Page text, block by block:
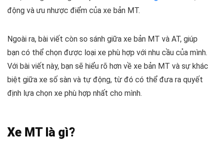
động và ưu nhược điểm của xe bản MT.
Ngoài ra, bài viết còn so sánh giữa xe bản MT và AT, giúp
bạn có thể chọn được loại xe phù hợp với nhu cầu của mình.
Với bài viết này, bạn sẽ hiểu rõ hơn về xe bản MT và sự khác
biệt giữa xe số sàn và tự động, từ đó có thể đưa ra quyết
định lựa chọn xe phù hợp nhất cho mình.
Xe MT là gì?